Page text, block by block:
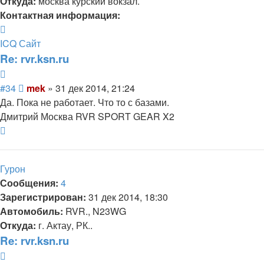
Контактная информация:
информация
пользователя
ICQСайт
Re: rvr.ksn.ru
#34
Сообщение
mek » 31 дек 2014, 21:24
Да. Пока не работает. Что то с базами.
Дмитрий Москва RVR SPORT GEAR X2
Гурон
Сообщения: 4
Зарегистрирован: 31 дек 2014, 18:30
Автомобиль: RVR., N23WG
Откуда: г. Актау, РК..
Re: rvr.ksn.ru